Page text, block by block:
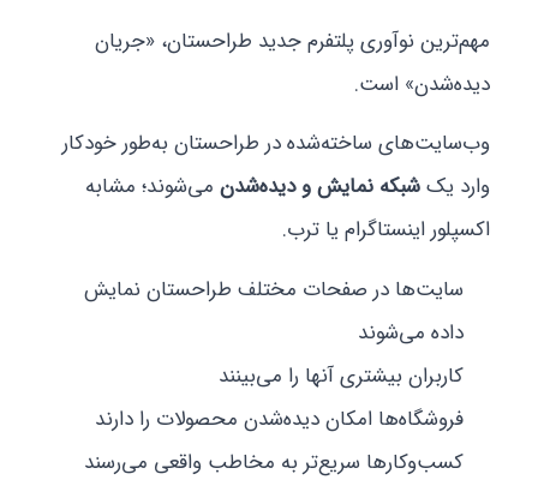
مهم‌ترین نوآوری پلتفرم جدید طراحستان، «جریان
دیده‌شدن» است.
وب‌سایت‌های ساخته‌شده در طراحستان به‌طور خودکار
وارد یکشبکه نمایش و دیده‌شدن می‌شوند؛ مشابه
اکسپلور اینستاگرام یا ترب.
سایت‌ها در صفحات مختلف طراحستان نمایش
داده می‌شوند
کاربران بیشتری آنها را می‌بینند
فروشگاه‌ها امکان دیده‌شدن محصولات را دارند
کسب‌وکارها سریع‌تر به مخاطب واقعی می‌رسند